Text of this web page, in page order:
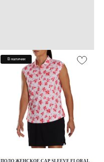
В наличии
ПОЛО ЖЕНСКОЕ CAP SLEEVE FLORAL